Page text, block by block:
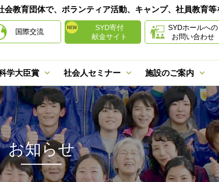
教育団体で、ボランティア活動、キャンプ、社員教育等
国際交流
SYD寄付
献金サイト
SYDホールへの
お問い合わせ
学大臣賞 社会人セミナー 施設のご案内
お知らせ